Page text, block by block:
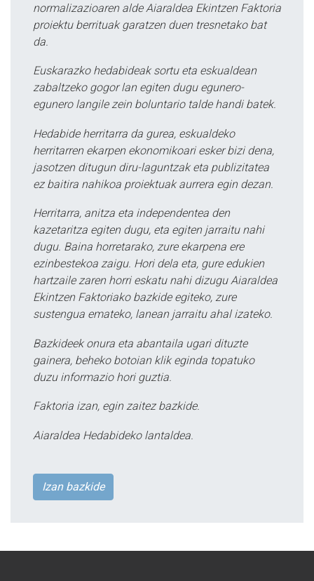
normalizazioaren alde Aiaraldea Ekintzen Faktoria
proiektu berrituak garatzen duen tresnetako bat
da.
Euskarazko hedabideak sortu eta eskualdean
zabaltzeko gogor lan egiten dugu egunero-
egunero langile zein boluntario talde handi batek.
Hedabide herritarra da gurea, eskualdeko
herritarren ekarpen ekonomikoari esker bizi dena,
jasotzen ditugun diru-laguntzak eta publizitatea
ez baitira nahikoa proiektuak aurrera egin dezan.
Herritarra, anitza eta independentea den
kazetaritza egiten dugu, eta egiten jarraitu nahi
dugu. Baina horretarako, zure ekarpena ere
ezinbestekoa zaigu. Hori dela eta, gure edukien
hartzaile zaren horri eskatu nahi dizugu Aiaraldea
Ekintzen Faktoriako bazkide egiteko, zure
sustengua emateko, lanean jarraitu ahal izateko.
Bazkideek onura eta abantaila ugari dituzte
gainera, beheko botoian klik eginda topatuko
duzu informazio hori guztia.
Faktoria izan, egin zaitez bazkide.
Aiaraldea Hedabideko lantaldea.
Izan bazkide